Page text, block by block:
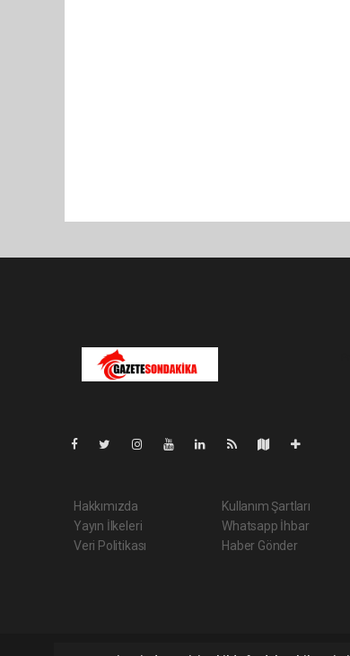
Hakkımızda
Yayın İlkeleri
Veri Politikası
Kullanım Şartları
Whatsapp İhbar
Haber Gönder